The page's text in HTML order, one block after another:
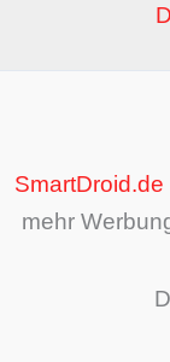
SmartDroid.de
mehr